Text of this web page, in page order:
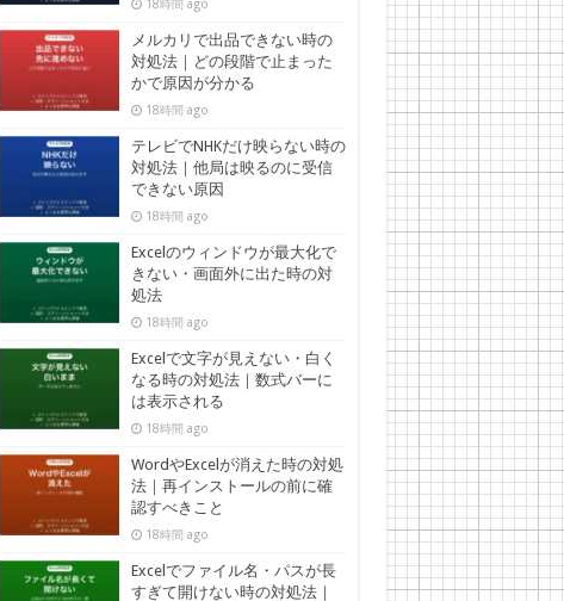
18時間 ago
メルカリで出品できない時の
対処法｜どの段階で止まった
かで原因が分かる
18時間 ago
テレビでNHKだけ映らない時の
対処法｜他局は映るのに受信
できない原因
18時間 ago
Excelのウィンドウが最大化で
きない・画面外に出た時の対
処法
18時間 ago
Excelで文字が見えない・白く
なる時の対処法｜数式バーに
は表示される
18時間 ago
WordやExcelが消えた時の対処
法｜再インストールの前に確
認すべきこと
18時間 ago
Excelでファイル名・パスが長
すぎて開けない時の対処法｜